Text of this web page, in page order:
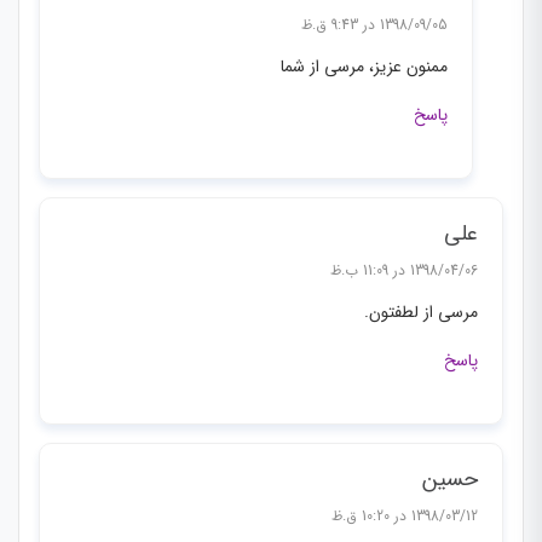
1398/09/05 در 9:43 ق.ظ
ممنون عزیز، مرسی از شما
پاسخ
علی
1398/04/06 در 11:09 ب.ظ
مرسی از لطفتون.
پاسخ
حسین
1398/03/12 در 10:20 ق.ظ